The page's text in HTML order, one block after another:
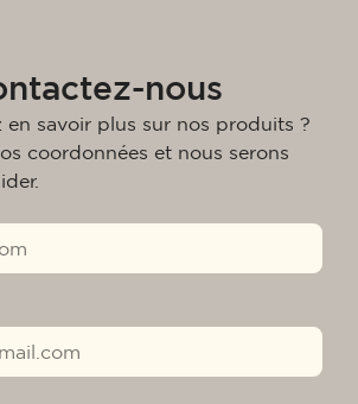
nous
en savoir plus sur nos produits ?
coordonnées et nous serons